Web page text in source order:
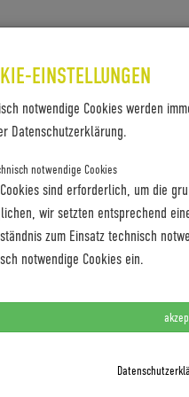
EINSTELLUNGEN
notwendige Cookies werden
Datenschutzerklärung.
notwendige Cookies
sind erforderlich, um die
wir setzten entsprechend
zum Einsatz technisch
notwendige Cookies ein.
SUB_blue_8